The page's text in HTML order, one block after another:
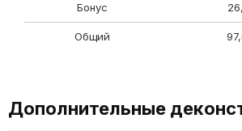
Бонус
Общий
Дополнительные